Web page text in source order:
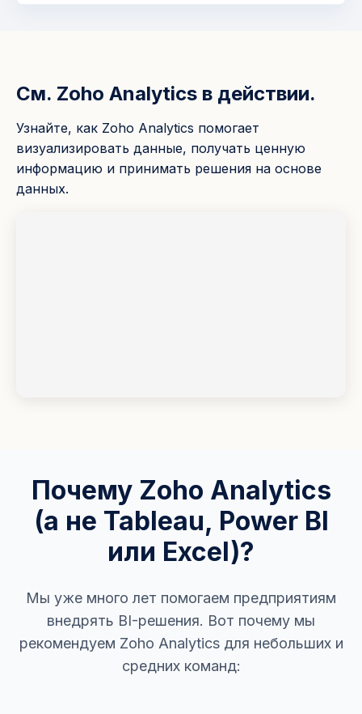
См. Zoho Analytics в действии.
Узнайте, как Zoho Analytics помогает
визуализировать данные, получать ценную
информацию и принимать решения на основе
данных.
Почему Zoho Analytics
(а не Tableau, Power BI
или Excel)?
Мы уже много лет помогаем предприятиям
внедрять BI-решения. Вот почему мы
рекомендуем Zoho Analytics для небольших и
средних команд: